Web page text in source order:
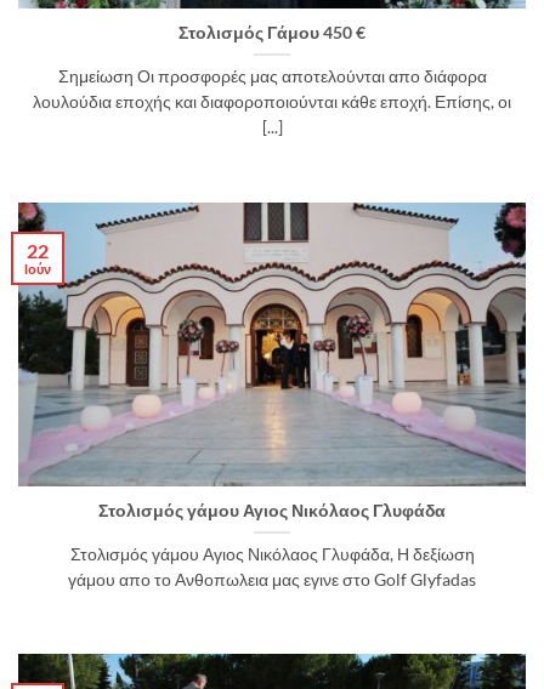
Στολισμός Γάμου 450 €
Σημείωση Οι προσφορές μας αποτελούνται απο διάφορα
λουλούδια εποχής και διαφοροποιούνται κάθε εποχή. Επίσης, οι
[...]
Στολισμός γάμου Αγιος Νικόλαος Γλυφάδα
Στολισμός γάμου Αγιος Νικόλαος Γλυφάδα, Η δεξίωση
γάμου απο το Ανθοπωλεια μας εγινε στο Golf Glyfadas
22
Ιούν